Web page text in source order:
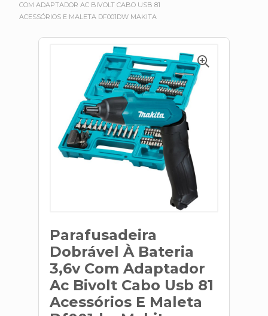
COM ADAPTADOR AC BIVOLT CABO USB 81
ACESSÓRIOS E MALETA DF001DW MAKITA
Parafusadeira
Dobrável À Bateria
3,6v Com Adaptador
Ac Bivolt Cabo Usb 81
Acessórios E Maleta